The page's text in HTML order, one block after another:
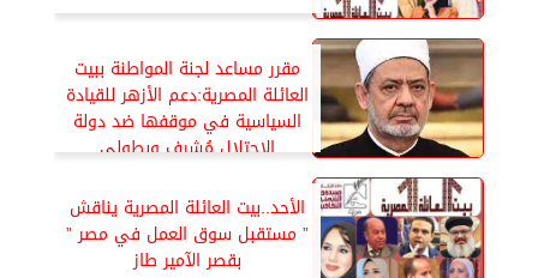
مقرر مساعد لجنة المواطنة ببيت
العائلة المصرية:دعم الأزهر للقيادة
السياسية في موقفها ضد دولة
الإحتلال مُشرف وبطولي
الأحد..بيت العائلة المصرية يناقش
” مستقبل سوق العمل في مصر ”
بقصر الآمير طاز